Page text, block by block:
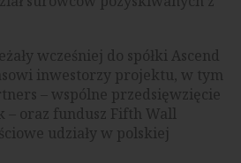
wcześniej do spółki Ascend
inwestorzy projektu, w tym
– wspólne przedsięwzięcie
– oraz fundusz Fifth Wall
udziały w polskiej